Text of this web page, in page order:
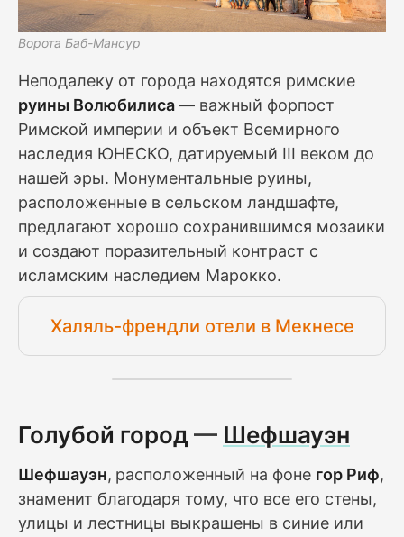
Ворота Баб-Мансур
Неподалеку от города находятся римские
руины Волюбилиса— важный форпост
Римской империи и объект Всемирного
наследия ЮНЕСКО, датируемый III веком до
нашей эры. Монументальные руины,
расположенные в сельском ландшафте,
предлагают хорошо сохранившимся мозаики
и создают поразительный контраст с
исламским наследием Марокко.
Халяль-френдли отели в Мекнесе
Голубой город— Шефшауэн
Шефшауэн, расположенный на фоне гор Риф,
знаменит благодаря тому, что все его стены,
улицы и лестницы выкрашены в синие или